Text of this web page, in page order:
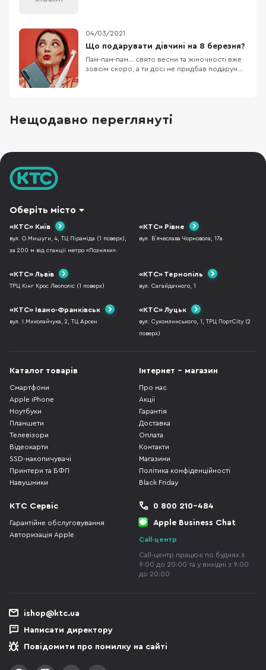
був уважний, то помітив, що на останній
презентації Xiaomi, де був представлений
новий
04/03/2021
Що подарувати дівчині на 8 березня?
Пам-пам-пам… свято весни та жіночності вже
зовсім скоро, а ти досі не придбав подарунок
почни ранок 8 березня з приємних та милих
сюрп
Нещодавно переглянуті
Оберіть місто
«КТС» Київ
вул. О.Мишуги, 4, ТЦ Піраміда (1 поверх),
за 200 м від станції метро «Позняки».
«КТС» Рівне
вул. В`ячеслава Чорновола, 17а
«КТС» Львів
ТРЦ Кінг Крос Леополіс (1 поверх)
«КТС» Тернопіль
вул. Сагайдачного, 1
«КТС» Івано-Франківськ
вул. І.Миколайчука, 2, ТЦ Арсен
«КТС» Луцьк
вул. Сухомлинського, 1, ТРЦ ПортCity (2
поверх)
Каталог товарів
Смартфони
Apple iPhone
Ноутбуки
Планшети
Телевізори
Відеокарти
SSD-накопичувачі
Принтери та БФП
Навушники
Інтернет - магазин
Про нас
Акції
Гарантія
Доставка
Оплата
Контакти
Магазини
Політика конфіденційності
Black Friday
КТС Сервіс
Гарантійне обслуговування
Авторизація Apple
0 800 210-484
Apple Business Chat
Call-центр
Call-центр працює по буднях з
9:00 до 20:00 та у вихідні з 9:00
до 20:00
ishop@ktc.ua
Написати директору
Повідомити про помилку на сайті